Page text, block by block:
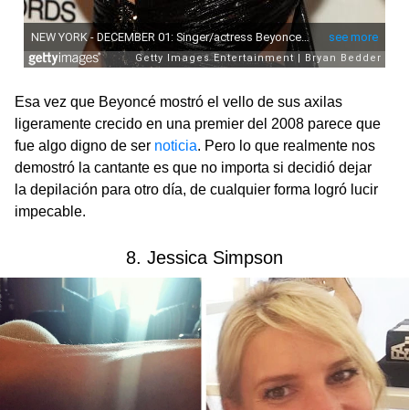
Esa vez que Beyoncé mostró el vello de sus axilas
ligeramente crecido en una premier del 2008 parece que
fue algo digno de ser noticia. Pero lo que realmente nos
demostró la cantante es que no importa si decidió dejar
la depilación para otro día, de cualquier forma logró lucir
impecable.
8. Jessica Simpson